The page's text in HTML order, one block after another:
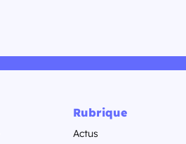
Rubrique
Actus